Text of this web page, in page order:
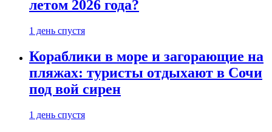
летом 2026 года?
1 день спустя
Кораблики в море и загорающие на
пляжах: туристы отдыхают в Сочи
под вой сирен
1 день спустя